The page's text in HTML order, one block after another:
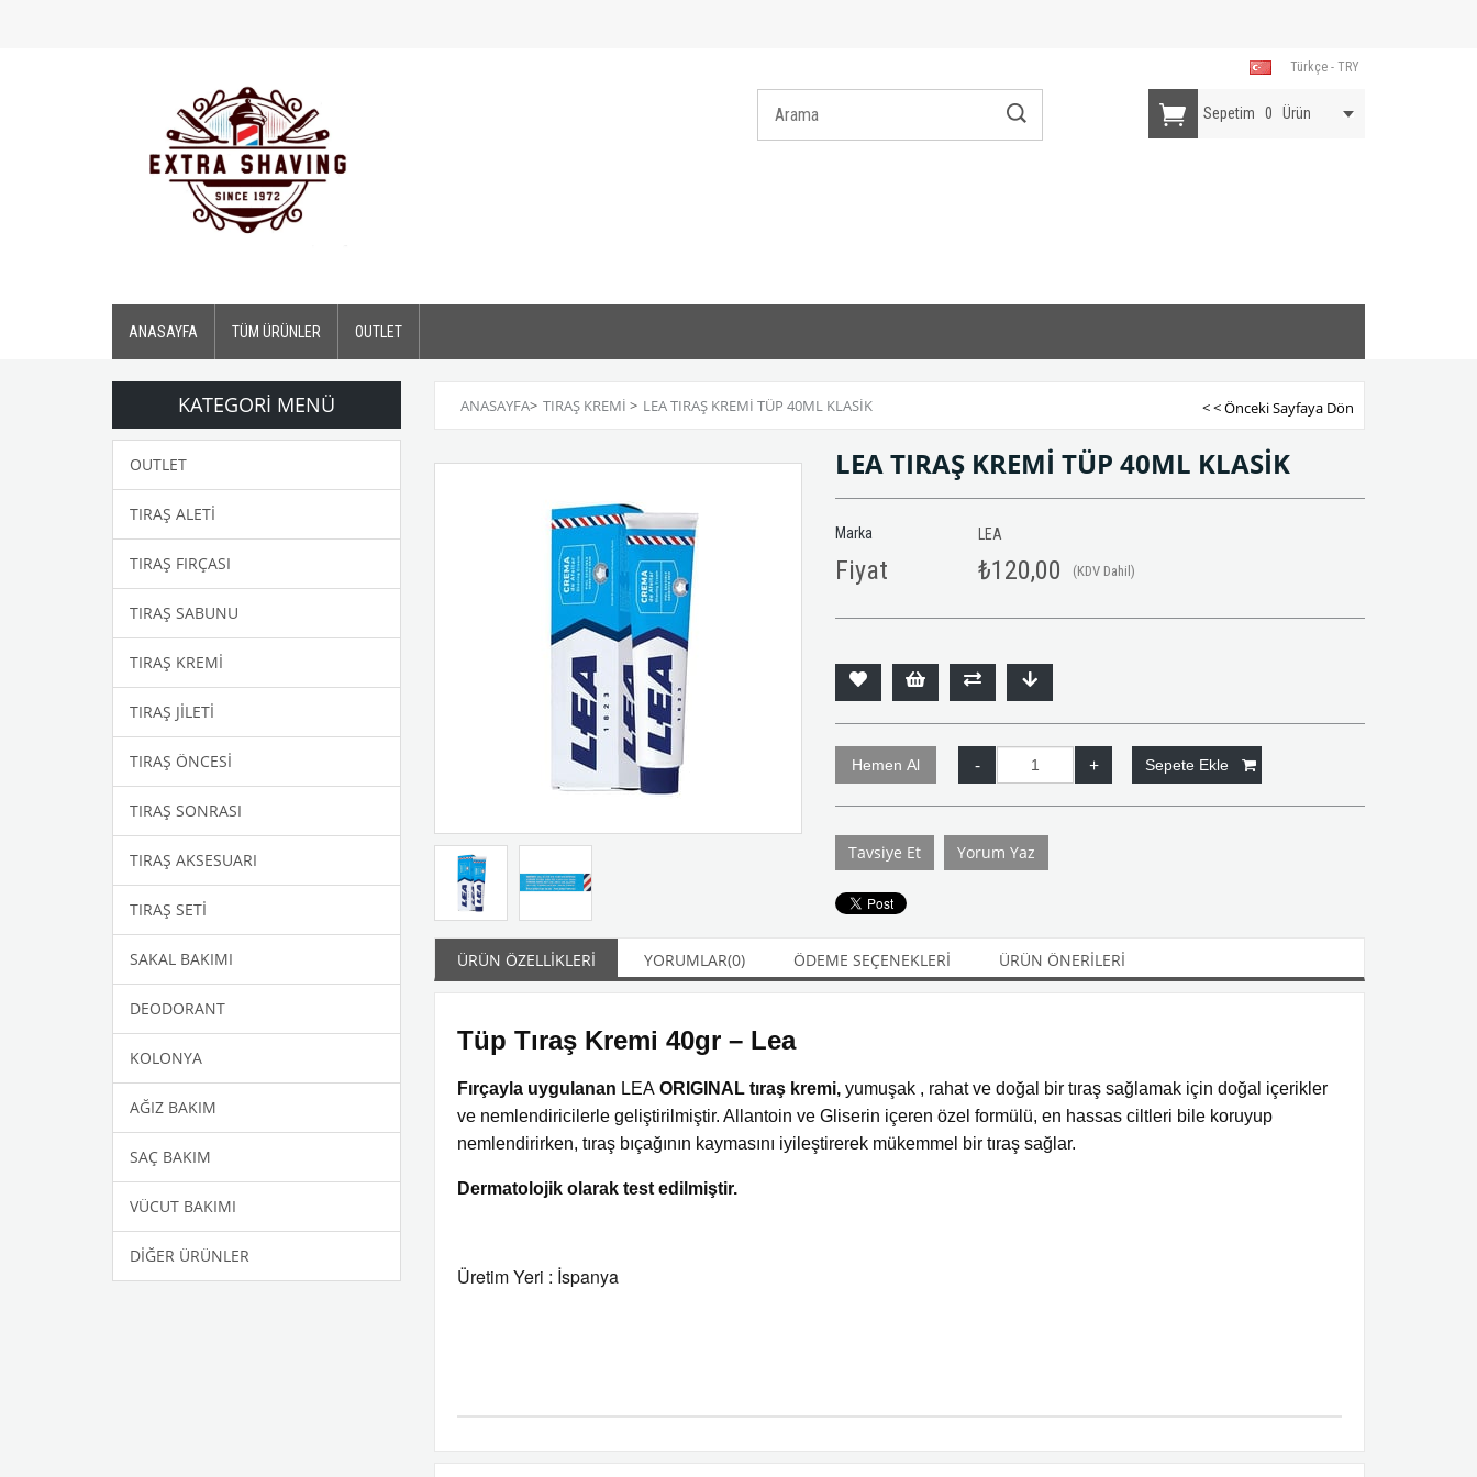
Türkçe - TRY
Sepetim 0 Ürün
ANASAYFA TÜM ÜRÜNLER OUTLET
KATEGORI MENÜ
OUTLET
TIRAŞ ALETİ
TIRAŞ FIRÇASI
TIRAŞ SABUNU
TIRAŞ KREMİ
TIRAŞ JİLETİ
TIRAŞ ÖNCESİ
TIRAŞ SONRASI
TIRAŞ AKSESUARI
TIRAŞ SETİ
SAKAL BAKIMI
DEODORANT
KOLONYA
AĞIZ BAKIM
SAÇ BAKIM
VÜCUT BAKIMI
DİĞER ÜRÜNLER
ANASAYFA> TIRAŞ KREMİ > LEA TIRAŞ KREMİ TÜP 40ML KLASİK < < Önceki Sayfaya Dön
LEA TIRAŞ KREMİ TÜP 40ML KLASİK
Marka LEA
Fiyat ₺120,00 (KDV Dahil)
Tavsiye Et Yorum Yaz
ÜRÜN ÖZELLIKLERI YORUMLAR(0) ÖDEME SEÇENEKLERI ÜRÜN ÖNERILERI
Tüp Tıraş Kremi 40gr – Lea
Fırçayla uygulanan LEA ORIGINAL tıraş kremi,yumuşak , rahat ve doğal bir tıraş sağlamak için doğal içerikler
ve nemlendiricilerle geliştirilmiştir. Allantoin ve Gliserin içeren özel formülü, en hassas ciltleri bile koruyup
nemlendirirken, tıraş bıçağının kaymasını iyileştirerek mükemmel bir tıraş sağlar.
Dermatolojik olarak test edilmiştir.
Üretim Yeri : İspanya